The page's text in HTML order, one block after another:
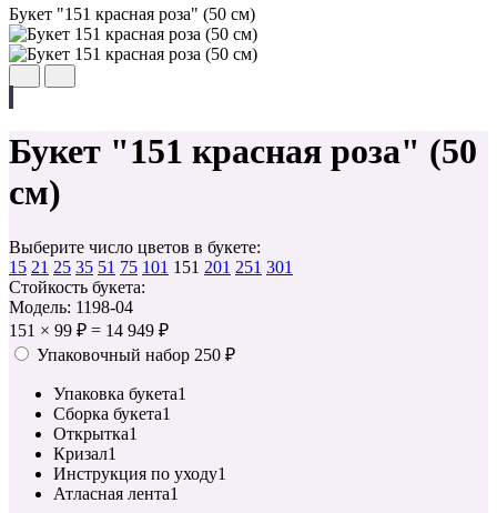
Букет "151 красная роза" (50 см)
Букет "151 красная роза" (50
см)
Выберите число цветов в букете:
15 21 25 35 51 75 101 151 201 251 301
Стойкость букета:
Модель: 1198-04
151 × 99 ₽ = 14 949 ₽
Упаковочный набор 250 ₽
Упаковка букета1
Сборка букета1
Открытка1
Кризал1
Инструкция по уходу1
Атласная лента1